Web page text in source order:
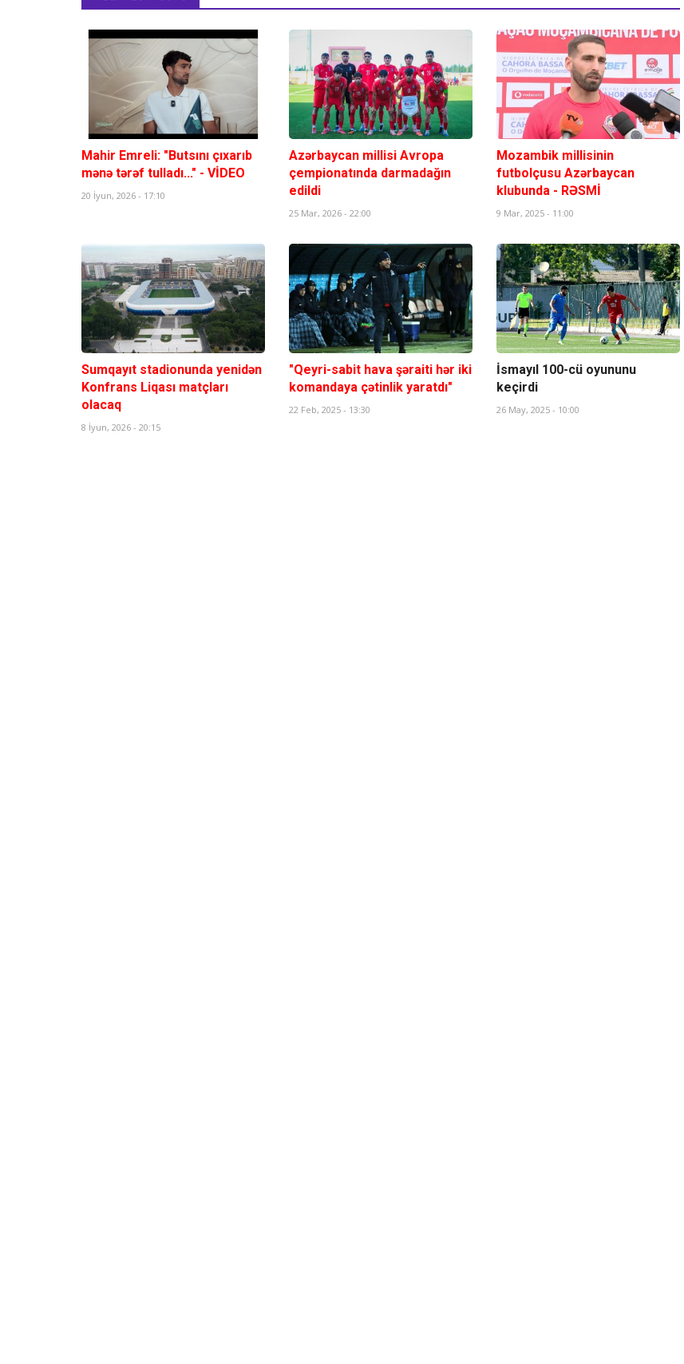
Mahir Emreli: "Butsını çıxarıb
mənə tərəf tulladı..." - VİDEO
20 İyun, 2026 - 17:10
Azərbaycan millisi Avropa
çempionatında darmadağın
edildi
25 Mar, 2026 - 22:00
Mozambik millisinin
futbolçusu Azərbaycan
klubunda - RƏSMİ
9 Mar, 2025 - 11:00
Sumqayıt stadionunda yenidən
Konfrans Liqası matçları
olacaq
8 İyun, 2026 - 20:15
"Qeyri-sabit hava şəraiti hər iki
komandaya çətinlik yaratdı"
22 Feb, 2025 - 13:30
İsmayıl 100-cü oyununu
keçirdi
26 May, 2025 - 10:00